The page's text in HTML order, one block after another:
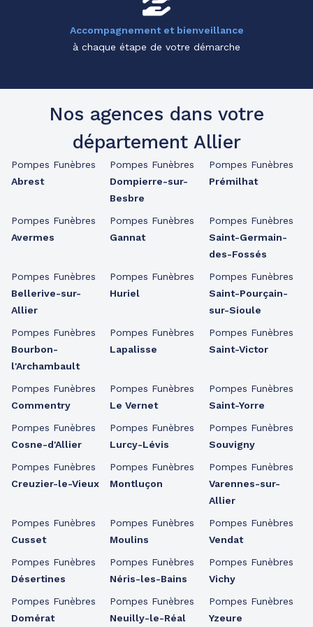
Accompagnement et bienveillance
à chaque étape de votre démarche
Nos agences dans votre
département Allier
Pompes Funèbres
Abrest
Pompes Funèbres
Avermes
Pompes Funèbres
Bellerive-sur-
Allier
Pompes Funèbres
Bourbon-
l'Archambault
Pompes Funèbres
Commentry
Pompes Funèbres
Cosne-d'Allier
Pompes Funèbres
Creuzier-le-Vieux
Pompes Funèbres
Cusset
Pompes Funèbres
Désertines
Pompes Funèbres
Domérat
Pompes Funèbres
Dompierre-sur-
Besbre
Pompes Funèbres
Gannat
Pompes Funèbres
Huriel
Pompes Funèbres
Lapalisse
Pompes Funèbres
Le Vernet
Pompes Funèbres
Lurcy-Lévis
Pompes Funèbres
Montluçon
Pompes Funèbres
Moulins
Pompes Funèbres
Néris-les-Bains
Pompes Funèbres
Neuilly-le-Réal
Pompes Funèbres
Prémilhat
Pompes Funèbres
Saint-Germain-
des-Fossés
Pompes Funèbres
Saint-Pourçain-
sur-Sioule
Pompes Funèbres
Saint-Victor
Pompes Funèbres
Saint-Yorre
Pompes Funèbres
Souvigny
Pompes Funèbres
Varennes-sur-
Allier
Pompes Funèbres
Vendat
Pompes Funèbres
Vichy
Pompes Funèbres
Yzeure